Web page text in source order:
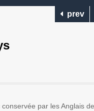
prev
par les Anglais